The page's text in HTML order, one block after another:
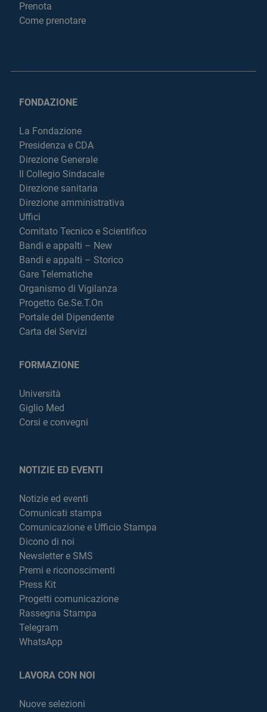
Prenota
Come prenotare
FONDAZIONE
La Fondazione
Presidenza e CDA
Direzione Generale
Il Collegio Sindacale
Direzione sanitaria
Direzione amministrativa
Uffici
Comitato Tecnico e Scientifico
Bandi e appalti – New
Bandi e appalti – Storico
Gare Telematiche
Organismo di Vigilanza
Progetto Ge.Se.T.On
Portale del Dipendente
Carta dei Servizi
FORMAZIONE
Università
Giglio Med
Corsi e convegni
NOTIZIE ED EVENTI
Notizie ed eventi
Comunicati stampa
Comunicazione e Ufficio Stampa
Dicono di noi
Newsletter e SMS
Premi e riconoscimenti
Press Kit
Progetti comunicazione
Rassegna Stampa
Telegram
WhatsApp
LAVORA CON NOI
Nuove selezioni